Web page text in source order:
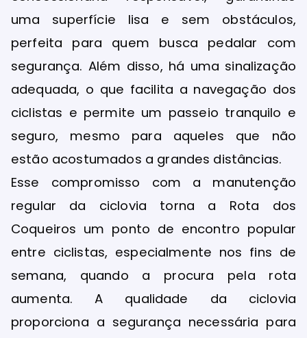
uma superfície lisa e sem obstáculos,
perfeita para quem busca pedalar com
segurança. Além disso, há uma sinalização
adequada, o que facilita a navegação dos
ciclistas e permite um passeio tranquilo e
seguro, mesmo para aqueles que não
estão acostumados a grandes distâncias.
Esse compromisso com a manutenção
regular da ciclovia torna a Rota dos
Coqueiros um ponto de encontro popular
entre ciclistas, especialmente nos fins de
semana, quando a procura pela rota
aumenta. A qualidade da ciclovia
proporciona a segurança necessária para